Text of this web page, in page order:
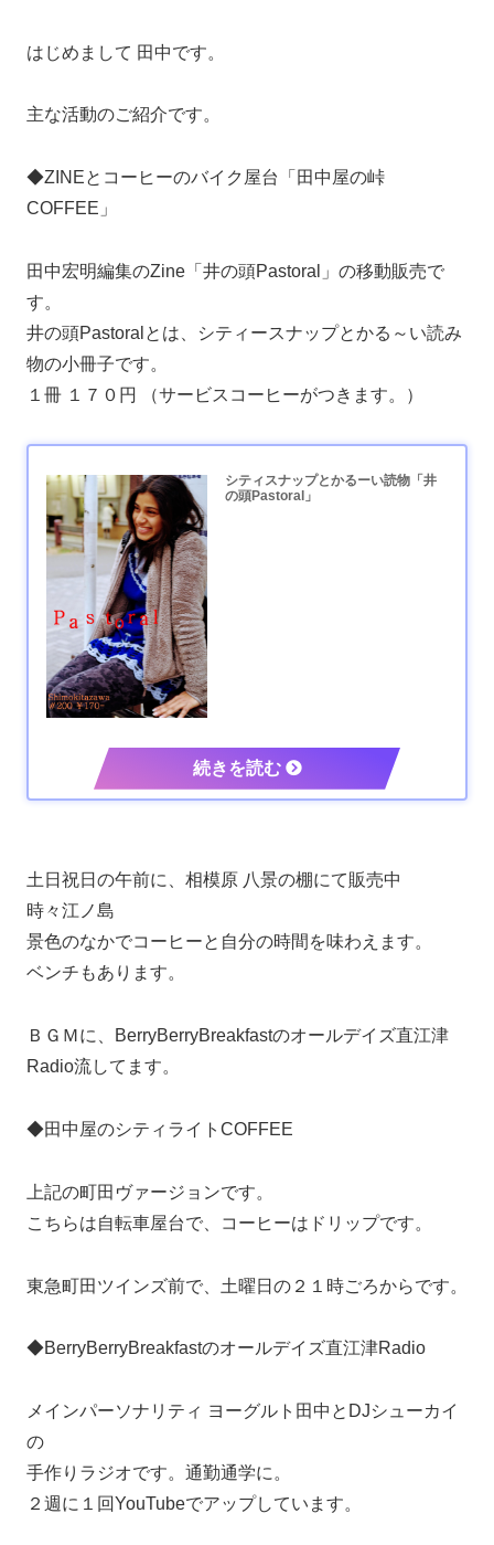
はじめまして 田中です。
主な活動のご紹介です。
◆ZINEとコーヒーのバイク屋台「田中屋の峠
COFFEE」
田中宏明編集のZine「井の頭Pastoral」の移動販売で
す。
井の頭Pastoralとは、シティースナップとかる～い読み
物の小冊子です。
１冊 １７０円 （サービスコーヒーがつきます。）
シティスナップとかるーい読物「井
の頭Pastoral」
土日祝日の午前に、相模原 八景の棚にて販売中
時々江ノ島
景色のなかでコーヒーと自分の時間を味わえます。
ベンチもあります。
ＢＧＭに、BerryBerryBreakfastのオールデイズ直江津
Radio流してます。
◆田中屋のシティライトCOFFEE
上記の町田ヴァージョンです。
こちらは自転車屋台で、コーヒーはドリップです。
東急町田ツインズ前で、土曜日の２１時ごろからです。
◆BerryBerryBreakfastのオールデイズ直江津Radio
メインパーソナリティ ヨーグルト田中とDJシューカイ
の
手作りラジオです。通勤通学に。
２週に１回YouTubeでアップしています。